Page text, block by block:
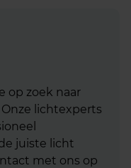
op zoek naar
lichtexperts
juiste licht
met ons op